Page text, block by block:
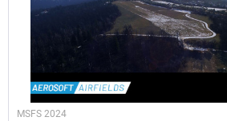
MSFS 2024